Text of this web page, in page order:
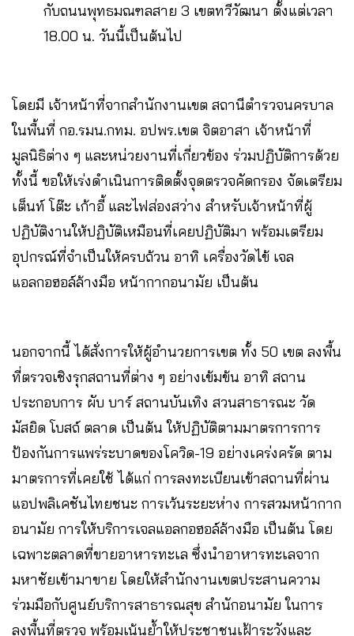
กับถนนพุทธมณฑลสาย 3 เขตทวีวัฒนา ตั้งแต่เวลา
18.00 น. วันนี้เป็นต้นไป
โดยมี เจ้าหน้าที่จากสำนักงานเขต สถานีตำรวจนครบาล
ในพื้นที่ กอ.รมน.กทม. อปพร.เขต จิตอาสา เจ้าหน้าที่
มูลนิธิต่าง ๆ และหน่วยงานที่เกี่ยวข้อง ร่วมปฏิบัติการด้วย
ทั้งนี้ ขอให้เร่งดำเนินการติดตั้งจุดตรวจคัดกรอง จัดเตรียม
เต็นท์ โต๊ะ เก้าอี้ และไฟส่องสว่าง สำหรับเจ้าหน้าที่ผู้
ปฏิบัติงานให้ปฏิบัติเหมือนที่เคยปฏิบัติมา พร้อมเตรียม
อุปกรณ์ที่จำเป็นให้ครบถ้วน อาทิ เครื่องวัดไข้ เจล
แอลกอฮอล์ล้างมือ หน้ากากอนามัย เป็นต้น
นอกจากนี้ ได้สั่งการให้ผู้อำนวยการเขต ทั้ง 50 เขต ลงพื้น
ที่ตรวจเชิงรุกสถานที่ต่าง ๆ อย่างเข้มข้น อาทิ สถาน
ประกอบการ ผับ บาร์ สถานบันเทิง สวนสาธารณะ วัด
มัสยิด โบสถ์ ตลาด เป็นต้น ให้ปฏิบัติตามมาตรการการ
ป้องกันการแพร่ระบาดของโควิด-19 อย่างเคร่งครัด ตาม
มาตรการที่เคยใช้ ได้แก่ การลงทะเบียนเข้าสถานที่ผ่าน
แอปพลิเคชันไทยชนะ การเว้นระยะห่าง การสวมหน้ากาก
อนามัย การให้บริการเจลแอลกอฮอล์ล้างมือ เป็นต้น โดย
เฉพาะตลาดที่ขายอาหารทะเล ซึ่งนำอาหารทะเลจาก
มหาชัยเข้ามาขาย โดยให้สำนักงานเขตประสานความ
ร่วมมือกับศูนย์บริการสาธารณสุข สำนักอนามัย ในการ
ลงพื้นที่ตรวจ พร้อมเน้นย้ำให้ประชาชนเฝ้าระวังและ